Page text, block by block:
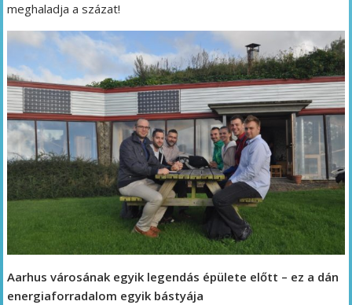
meghaladja a százat!
Aarhus városának egyik legendás épülete előtt – ez a dán
energiaforradalom egyik bástyája